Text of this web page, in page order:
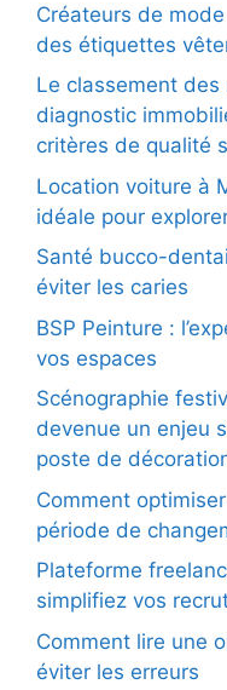
Créateurs de
des étiquettes
Le classement
diagnostic
critères de qualité
Location voiture à
idéale pour
Santé bucco-
éviter les caries
BSP Peinture :
vos espaces
Scénographie
devenue un enjeu
poste de
Comment
période de
Plateforme
simplifiez vos
Comment lire une
éviter les erreurs